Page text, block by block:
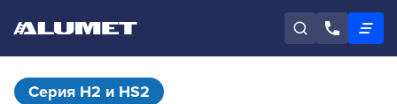
Серия H2 и HS2